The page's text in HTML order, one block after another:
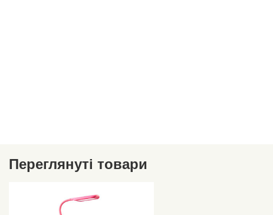
Переглянуті товари